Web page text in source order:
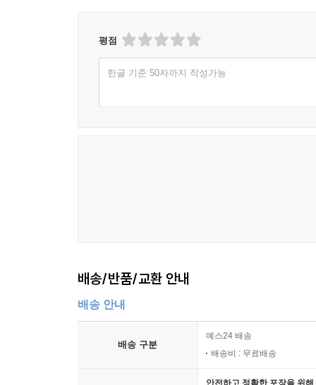
평점
한글 기준 50자까지 작성가능
배송/반품/교환 안내
배송 안내
배송 구분
예스24 배송
배송비 : 무료배송
안전하고 정확한 포장을 위